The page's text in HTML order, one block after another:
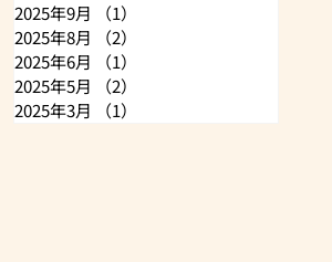
2025年9月
（1）
2025年8月
（2）
2025年6月
（1）
2025年5月
（2）
2025年3月
（1）